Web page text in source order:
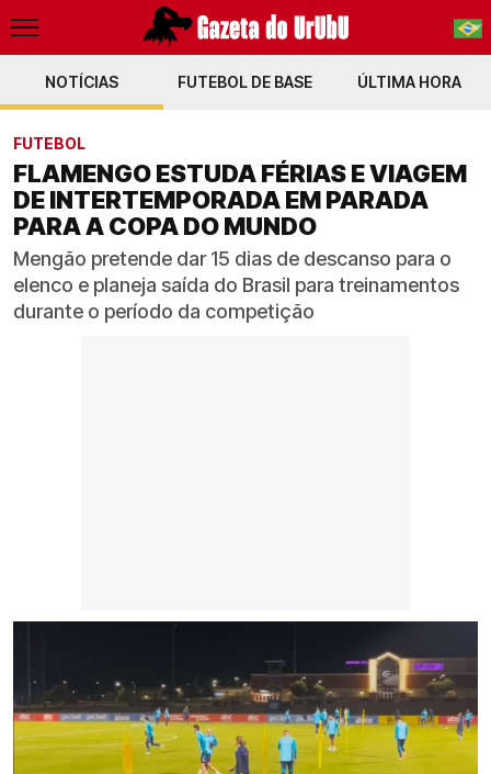
PT-BR
NOTÍCIAS FUTEBOL DE BASE ÚLTIMA HORA
FUTEBOL
FLAMENGO ESTUDA FÉRIAS E VIAGEM
DE INTERTEMPORADA EM PARADA
PARA A COPA DO MUNDO
Mengão pretende dar 15 dias de descanso para o
elenco e planeja saída do Brasil para treinamentos
durante o período da competição